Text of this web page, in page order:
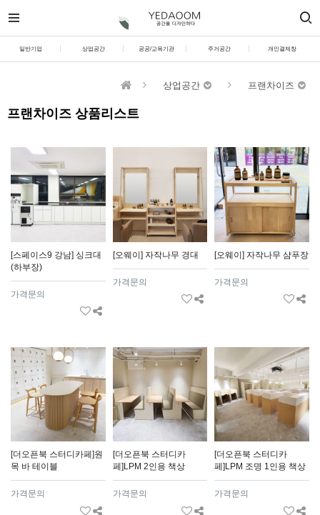
일반기업 상업공간 공공/교육기관 주거공간 개인결제창
프랜차이즈 상품리스트
상업공간 프랜차이즈
[스페이스9 강남] 싱크대
(하부장)
가격문의
[오웨이] 자작나무 경대
가격문의
[오웨이] 자작나무 샴푸장
가격문의
[더오픈북 스터디카페]원
목 바 테이블
가격문의
[더오픈북 스터디카
페]LPM 2인용 책상
가격문의
[더오픈북 스터디카
페]LPM 조명 1인용 책상
가격문의